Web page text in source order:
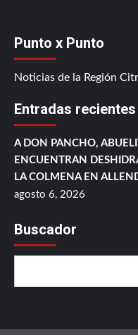
Punto x Punto
Noticias de la Región
Entradas recientes
A DON PANCHO,
ENCUENTRAN
LA COLMENA EN
agosto 6, 2026
Buscador